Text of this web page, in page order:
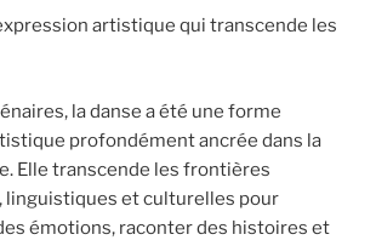
artistique qui transcende les
la danse a été une forme
profondément ancrée dans la
Elle transcende les frontières
linguistiques et culturelles pour
émotions, raconter des histoires et